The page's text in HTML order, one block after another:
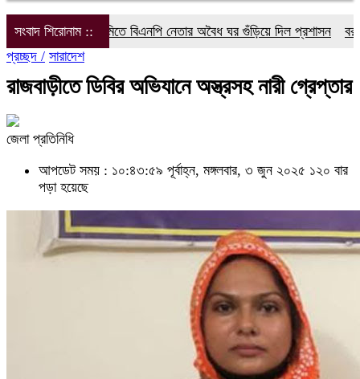
সংবাদ শিরোনাম ::
জমিতে বিএনপি নেতার অবৈধ ঘর গুঁড়িয়ে দিল প্রশাসন
বরগুনা’র বেতাগী’তে
প্রচ্ছদ / সারাদেশ
রাজবাড়ীতে ডিবির অভিযানে অস্ত্রসহ নারী গ্রেপ্তার
জেলা প্রতিনিধি
আপডেট সময় : ১০:৪৩:৫৯ পূর্বাহ্ন, মঙ্গলবার, ৩ জুন ২০২৫ ১২০ বার
পড়া হয়েছে